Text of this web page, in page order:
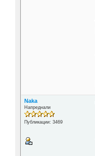
Naka
Напреднали
Публикации: 3469